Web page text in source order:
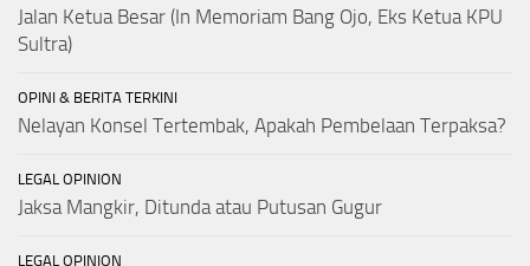
Jalan Ketua Besar (In Memoriam Bang Ojo, Eks Ketua KPU
Sultra)
OPINI & BERITA TERKINI
Nelayan Konsel Tertembak, Apakah Pembelaan Terpaksa?
LEGAL OPINION
Jaksa Mangkir, Ditunda atau Putusan Gugur
LEGAL OPINION